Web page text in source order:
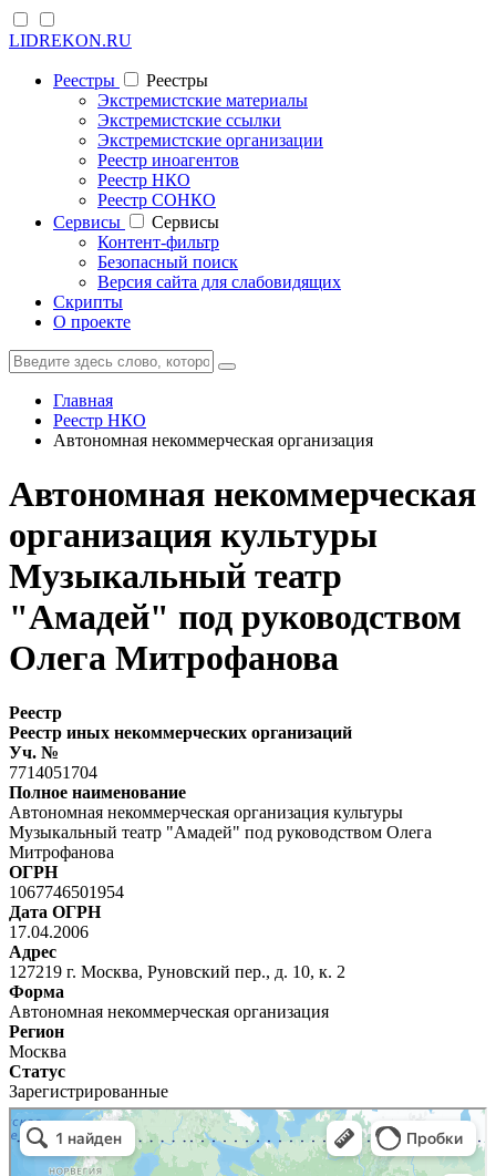
LIDREKON.RU
Реестры
Реестры
Экстремистские материалы
Экстремистские ссылки
Экстремистские организации
Реестр иноагентов
Реестр НКО
Реестр СОНКО
Cервисы
Cервисы
Контент-фильтр
Безопасный поиск
Версия сайта для слабовидящих
Скрипты
О проекте
Главная
Реестр НКО
Автономная некоммерческая организация
Автономная некоммерческая
организация культуры
Музыкальный театр
"Амадей" под руководством
Олега Митрофанова
Реестр
Реестр иных некоммерческих организаций
Уч. №
7714051704
Полное наименование
Автономная некоммерческая организация культуры
Музыкальный театр "Амадей" под руководством Олега
Митрофанова
ОГРН
1067746501954
Дата ОГРН
17.04.2006
Адрес
127219 г. Москва, Руновский пер., д. 10, к. 2
Форма
Автономная некоммерческая организация
Регион
Москва
Статус
Зарегистрированные